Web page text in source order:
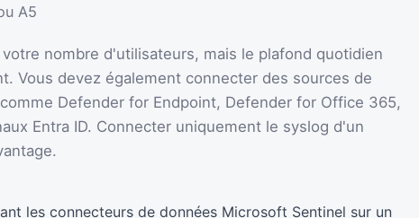
A5
nombre d'utilisateurs, mais le plafond quotidien
Vous devez également connecter des sources de
Defender for Endpoint, Defender for Office 365,
Entra ID. Connecter uniquement le syslog d'un